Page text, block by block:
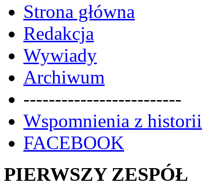
Strona główna
Redakcja
Wywiady
Archiwum
-------------------------
Wspomnienia z historii
FACEBOOK
PIERWSZY ZESPÓŁ